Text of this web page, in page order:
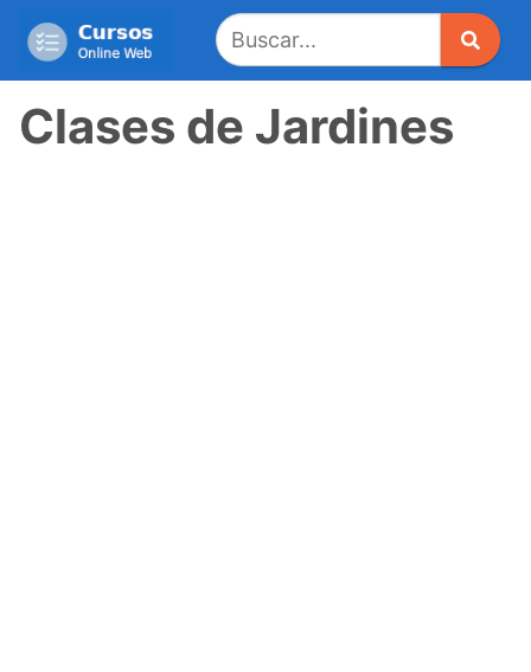
Clases de Jardines